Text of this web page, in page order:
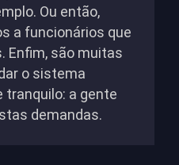
Ou então,
a funcionários que
Enfim, são muitas
o sistema
tranquilo: a gente
demandas.